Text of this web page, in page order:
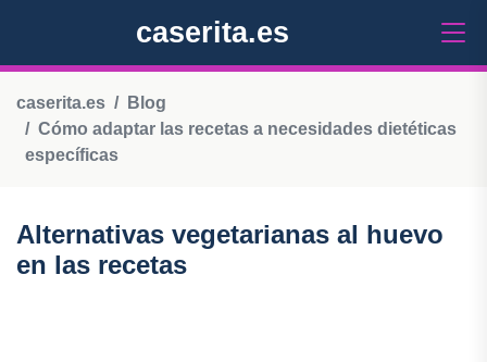
caserita.es
caserita.es
Blog
Cómo adaptar las recetas a necesidades dietéticas
específicas
Alternativas vegetarianas al huevo
en las recetas